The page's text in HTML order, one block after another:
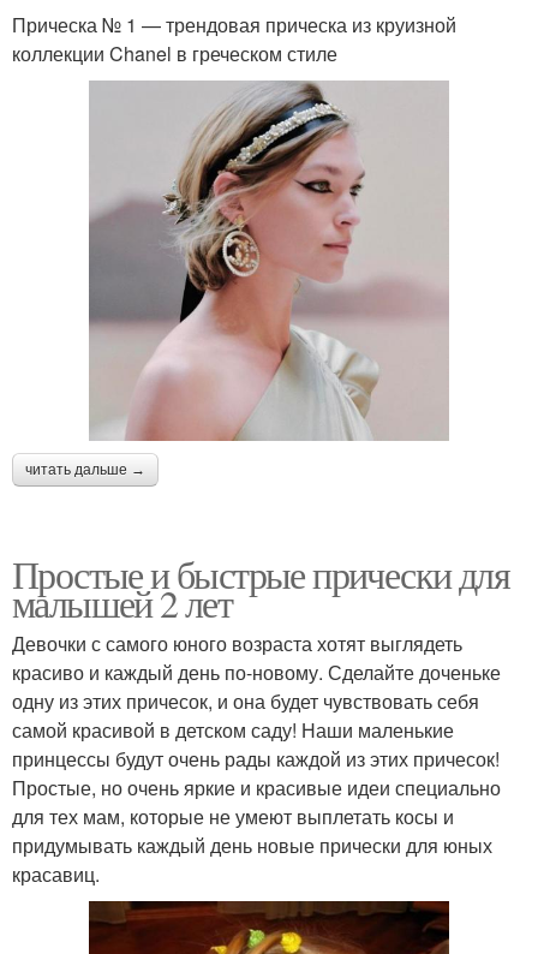
Прическа № 1 — трендовая прическа из круизной
коллекции Chanel в греческом стиле
читать дальше →
Простые и быстрые прически для
малышей 2 лет
Девочки с самого юного возраста хотят выглядеть
красиво и каждый день по-новому. Сделайте доченьке
одну из этих причесок, и она будет чувствовать себя
самой красивой в детском саду! Наши маленькие
принцессы будут очень рады каждой из этих причесок!
Простые, но очень яркие и красивые идеи специально
для тех мам, которые не умеют выплетать косы и
придумывать каждый день новые прически для юных
красавиц.